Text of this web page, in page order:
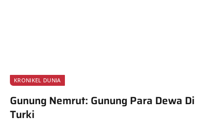
KRONIKEL DUNIA
Gunung Nemrut: Gunung Para Dewa Di
Turki